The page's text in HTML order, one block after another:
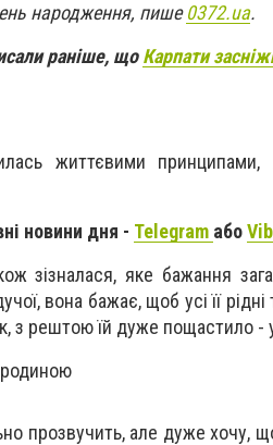
народження, пише0372.ua.
раніше, щоКарпати
життєвими
новини дня - Telegram або
зізналася, яке бажання
вона бажає, щоб усі її
з рештою їй дуже пощастило -
прозвучить, але дуже хочу,